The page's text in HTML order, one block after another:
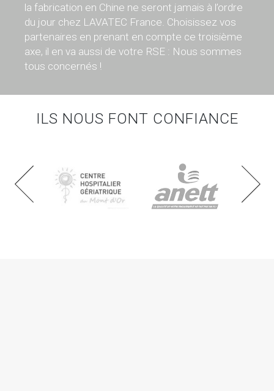
la fabrication en Chine ne seront jamais à l’ordre
du jour chez LAVATEC France. Choisissez vos
partenaires en prenant en compte ce troisième
axe, il en va aussi de votre RSE : Nous sommes
tous concernés !
ILS NOUS FONT CONFIANCE